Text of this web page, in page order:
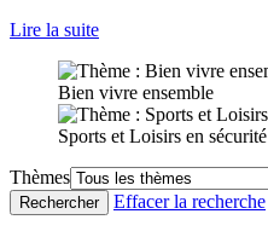
Lire la suite
Bien vivre ensemble
Sports et Loisirs en sécurité
Thèmes
Rechercher Effacer la recherche